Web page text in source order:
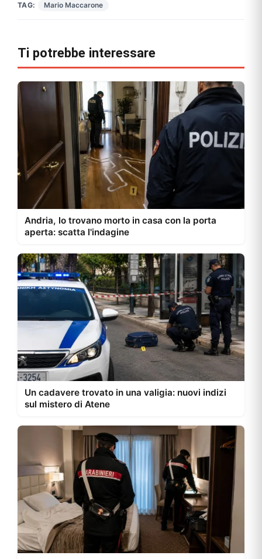
TAG: Mario Maccarone
Ti potrebbe interessare
Andria, lo trovano morto in casa con la porta
aperta: scatta l'indagine
Un cadavere trovato in una valigia: nuovi indizi
sul mistero di Atene